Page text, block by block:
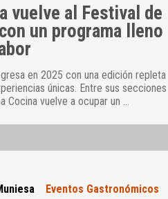
vuelve al Festival de
un programa lleno
en 2025 con una edición repleta
únicas. Entre sus secciones
Cocina vuelve a ocupar un …
Eventos Gastronómicos